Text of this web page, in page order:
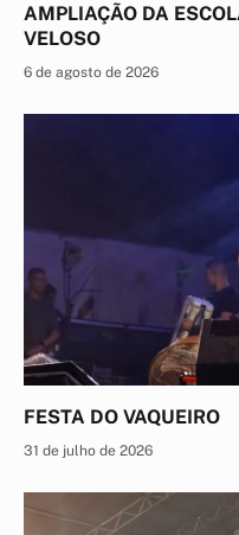
AMPLIAÇÃO DA
VELOSO
6 de agosto de 2026
FESTA DO VAQUEIRO
31 de julho de 2026